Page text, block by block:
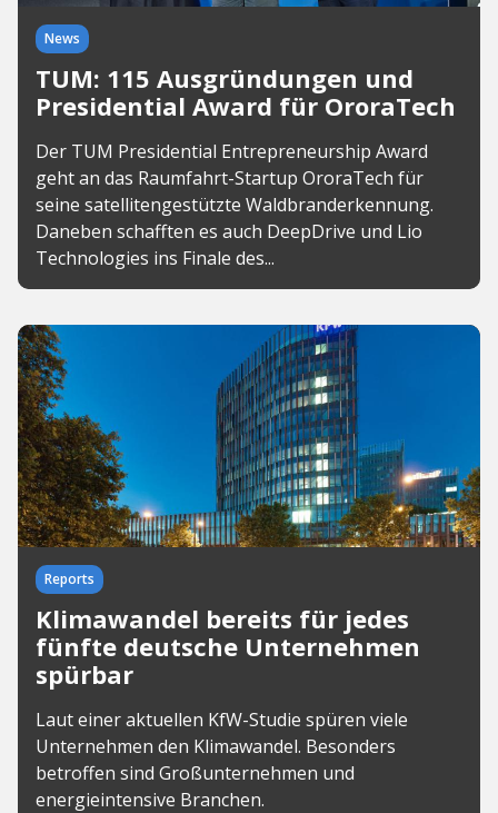
News
TUM: 115 Ausgründungen und
Presidential Award für OroraTech
Der TUM Presidential Entrepreneurship Award
geht an das Raumfahrt-Startup OroraTech für
seine satellitengestützte Waldbranderkennung.
Daneben schafften es auch DeepDrive und Lio
Technologies ins Finale des...
Reports
Klimawandel bereits für jedes
fünfte deutsche Unternehmen
spürbar
Laut einer aktuellen KfW-Studie spüren viele
Unternehmen den Klimawandel. Besonders
betroffen sind Großunternehmen und
energieintensive Branchen.